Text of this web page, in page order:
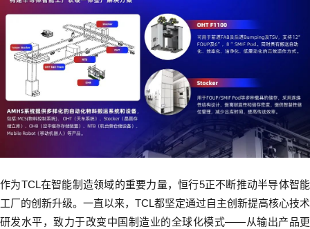
作为TCL在智能制造领域的重要力量，恒行5正不断推动半导体智能
工厂的创新升级。一直以来，TCL都坚定通过自主创新提高核心技术
研发水平，致力于改变中国制造业的全球化模式——从输出产品更